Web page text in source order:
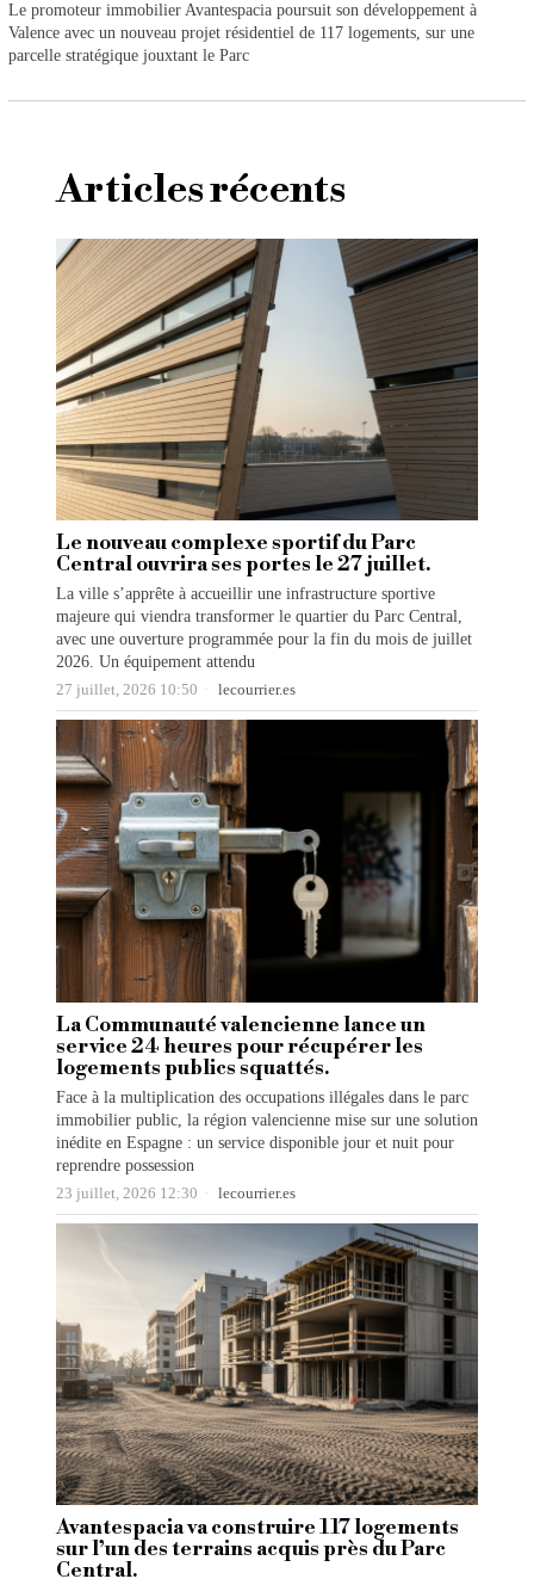
Le promoteur immobilier Avantespacia poursuit son développement à
Valence avec un nouveau projet résidentiel de 117 logements, sur une
parcelle stratégique jouxtant le Parc
Articles récents
Le nouveau complexe sportif du Parc
Central ouvrira ses portes le 27 juillet.
La ville s’apprête à accueillir une infrastructure sportive
majeure qui viendra transformer le quartier du Parc Central,
avec une ouverture programmée pour la fin du mois de juillet
2026. Un équipement attendu
27 juillet, 2026 10:50 lecourrier.es
La Communauté valencienne lance un
service 24 heures pour récupérer les
logements publics squattés.
Face à la multiplication des occupations illégales dans le parc
immobilier public, la région valencienne mise sur une solution
inédite en Espagne : un service disponible jour et nuit pour
reprendre possession
23 juillet, 2026 12:30 lecourrier.es
Avantespacia va construire 117 logements
sur l’un des terrains acquis près du Parc
Central.